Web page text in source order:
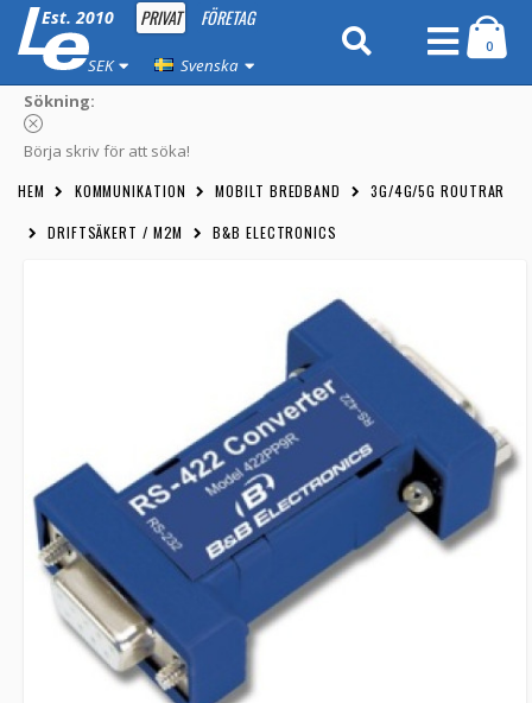
Est. 2010 PRIVAT FÖRETAG
SEK Svenska
0
Sökning:
Börja skriv för att söka!
HEM KOMMUNIKATION MOBILT BREDBAND 3G/4G/5G ROUTRAR
DRIFTSÄKERT / M2M B&B ELECTRONICS